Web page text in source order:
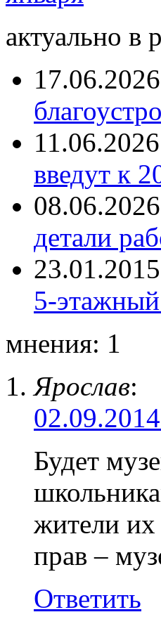
актуально в
17.06.2026
11.06.2026
введут к
08.06.2026
детали
23.01.2015
5-
мнения: 1
Ярослав:
Будет
жители их
прав –
Ответить